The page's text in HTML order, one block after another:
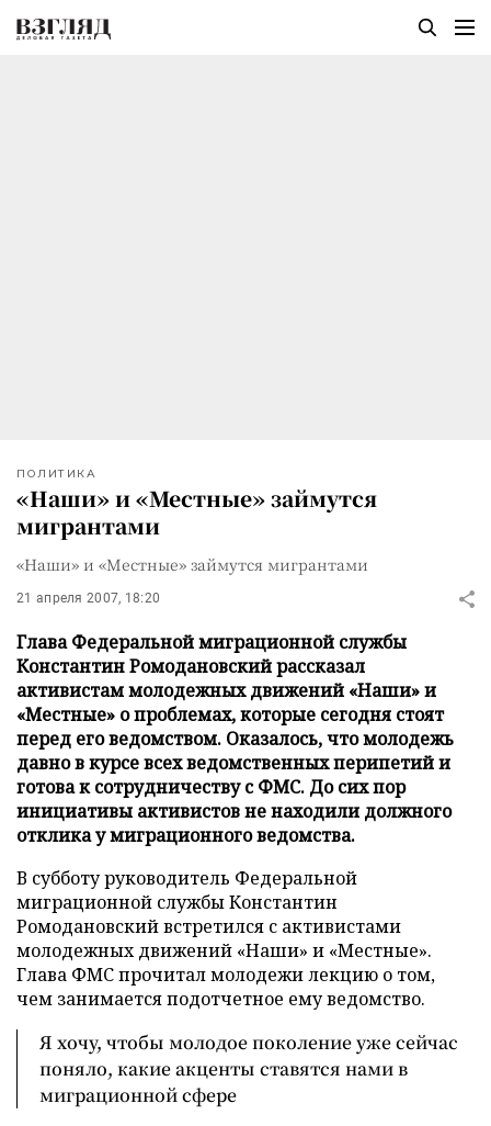
ПОЛИТИКА
«Наши» и «Местные» займутся
мигрантами
«Наши» и «Местные» займутся мигрантами
21 апреля 2007, 18:20
Глава Федеральной миграционной службы
Константин Ромодановский рассказал
активистам молодежных движений «Наши» и
«Местные» о проблемах, которые сегодня стоят
перед его ведомством. Оказалось, что молодежь
давно в курсе всех ведомственных перипетий и
готова к сотрудничеству с ФМС. До сих пор
инициативы активистов не находили должного
отклика у миграционного ведомства.
В субботу руководитель Федеральной
миграционной службы Константин
Ромодановский встретился с активистами
молодежных движений «Наши» и «Местные».
Глава ФМС прочитал молодежи лекцию о том,
чем занимается подотчетное ему ведомство.
Я хочу, чтобы молодое поколение уже сейчас
поняло, какие акценты ставятся нами в
миграционной сфере